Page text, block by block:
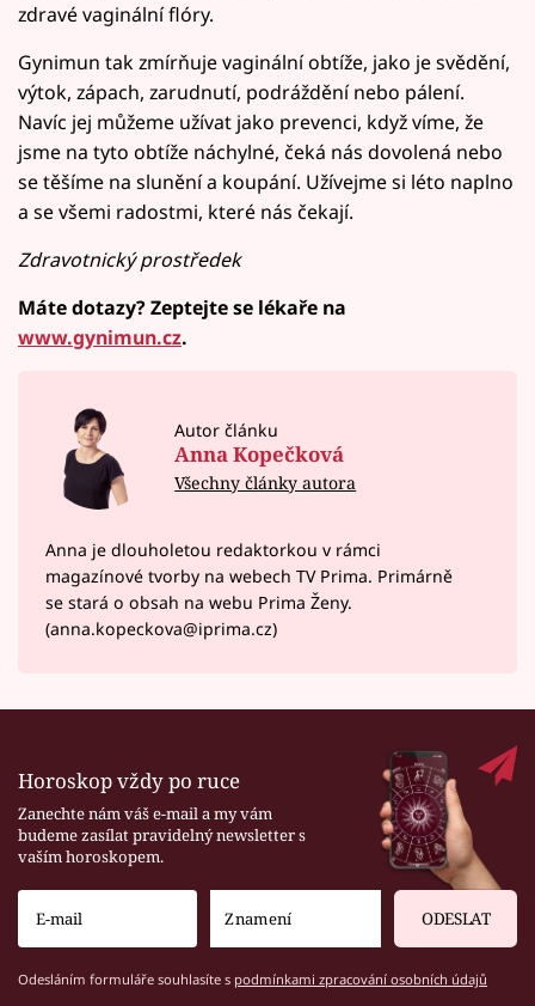
zdravé vaginální flóry.
Gynimun tak zmírňuje vaginální obtíže, jako je svědění,
výtok, zápach, zarudnutí, podráždění nebo pálení.
Navíc jej můžeme užívat jako prevenci, když víme, že
jsme na tyto obtíže náchylné, čeká nás dovolená nebo
se těšíme na slunění a koupání. Užívejme si léto naplno
a se všemi radostmi, které nás čekají.
Zdravotnický prostředek
Máte dotazy? Zeptejte se lékaře na
www.gynimun.cz.
Autor článku
Anna Kopečková
Všechny články autora
Anna je dlouholetou redaktorkou v rámci
magazínové tvorby na webech TV Prima. Primárně
se stará o obsah na webu Prima Ženy.
(anna.kopeckova@iprima.cz)
Horoskop vždy po ruce
Zanechte nám váš e-mail a my vám
budeme zasílat pravidelný newsletter s
vaším horoskopem.
ODESLAT
Odesláním formuláře souhlasíte s podmínkami zpracování osobních údajů